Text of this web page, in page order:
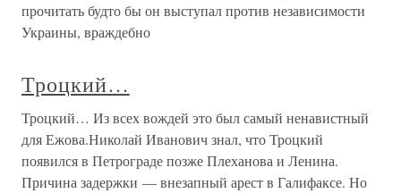
прочитать будто бы он выступал против независимости
Украины, враждебно
Троцкий…
Троцкий… Из всех вождей это был самый ненавистный
для Ежова.Николай Иванович знал, что Троцкий
появился в Петрограде позже Плеханова и Ленина.
Причина задержки — внезапный арест в Галифаксе. Но